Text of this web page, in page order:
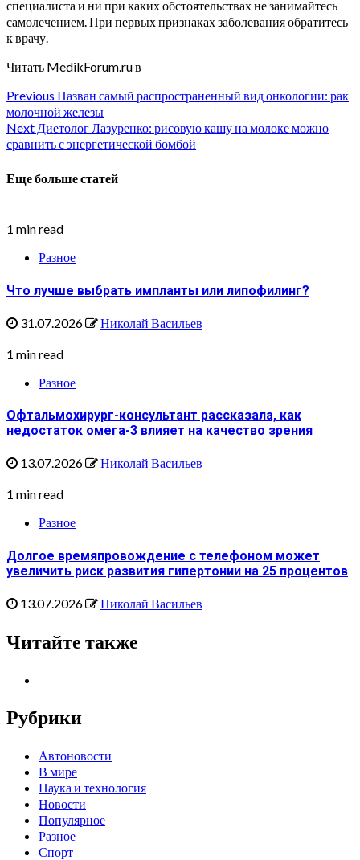
специалиста и ни при каких обстоятельствах не занимайтесь
самолечением. При первых признаках заболевания обратитесь
к врачу.
Читать MedikForum.ru в
Continue
Reading
Previous Назван самый распространенный вид онкологии: рак
молочной железы
Next Диетолог Лазуренко: рисовую кашу на молоке можно
сравнить с энергетической бомбой
Еще больше статей
1 min read
Разное
Что лучше выбрать импланты или липофилинг?
31.07.2026 Николай Васильев
1 min read
Разное
Офтальмохирург-консультант рассказала, как
недостаток омега-3 влияет на качество зрения
13.07.2026 Николай Васильев
1 min read
Разное
Долгое времяпровождение с телефоном может
увеличить риск развития гипертонии на 25 процентов
13.07.2026 Николай Васильев
Читайте также
Рубрики
Автоновости
В мире
Наука и технология
Новости
Популярное
Разное
Спорт